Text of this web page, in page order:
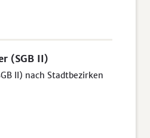
(SGB II)
II) nach Stadtbezirken